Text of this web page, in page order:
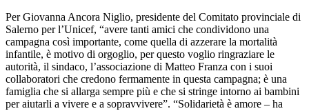
Per Giovanna Ancora Niglio, presidente del Comitato provinciale di
Salerno per l’Unicef, “avere tanti amici che condividono una
campagna così importante, come quella di azzerare la mortalità
infantile, è motivo di orgoglio, per questo voglio ringraziare le
autorità, il sindaco, l’associazione di Matteo Franza con i suoi
collaboratori che credono fermamente in questa campagna; è una
famiglia che si allarga sempre più e che si stringe intorno ai bambini
per aiutarli a vivere e a sopravvivere”. “Solidarietà è amore – ha